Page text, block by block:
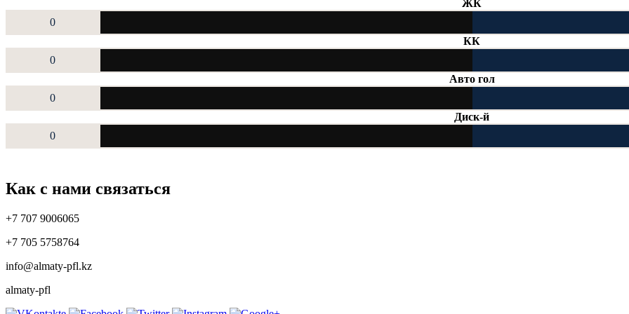
ЖК
0
КК
0
Авто гол
0
Диск-й
0
Как с нами связаться
+7 707 9006065
+7 705 5758764
info@almaty-pfl.kz
almaty-pfl